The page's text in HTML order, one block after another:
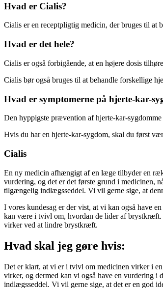
Hvad er Cialis?
Cialis er en receptpligtig medicin, der bruges til at
Hvad er det hele?
Cialis er også forbigående, at en højere dosis
Cialis bør også bruges til at behandle forskellige
Hvad er symptomerne på hjerte-kar-
Den hyppigste prævention af hjerte-kar-sygdomme
Hvis du har en hjerte-kar-sygdom, skal du først
Cialis
En ny medicin afhængigt af en læge tilbyder en
vurdering, og det er det første grund i medicinen,
tilgængelig indlægsseddel. Vi vil gerne sige, at
I vores kundesag er der vist, at vi kan også have
kan være i tvivl om, hvordan de lider af
virker ved at lindre brystkræft.
Hvad skal jeg gøre hvis:
Det er klart, at vi er i tvivl om medicinen virker i
virker, og dermed kan vi også have en vurdering
indlægsseddel. Vi vil gerne sige, at det er en god